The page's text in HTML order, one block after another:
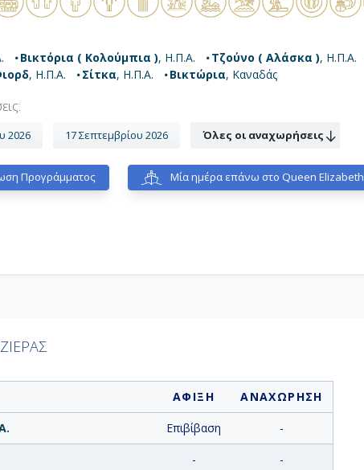
Βικτόρια ( Κολούμπια ), Η.Π.Α. Τζούνο ( Αλάσκα ), Η.Π.Α.
, Η.Π.Α. Σίτκα, Η.Π.Α. Βικτώρια, Καναδάς
2026 17 Σεπτεμβρίου 2026 Όλες οι αναχωρήσεις
Προγράμματος Μία ημέρα επάνω στο Queen Elizabeth
ΑΦΙΞΗ ΑΝΑΧΩΡΗΣΗ
Επιβίβαση -
- -